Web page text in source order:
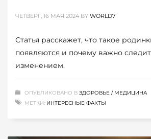
ЧЕТВЕРГ, 16 МАЯ 2024 BY WORLD7
Статья расскажет, что такое
появляются и почему важно
изменением.
ОПУБЛИКОВАНО В ЗДОРОВЬЕ / МЕДИЦИНА
МЕТКИ: ИНТЕРЕСНЫЕ ФАКТЫ